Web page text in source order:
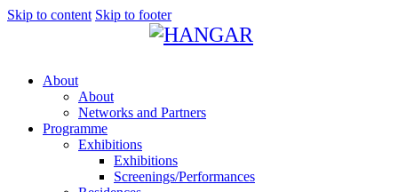
Skip to content Skip to footer
About
About
Networks and Partners
Programme
Exhibitions
Exhibitions
Screenings/Performances